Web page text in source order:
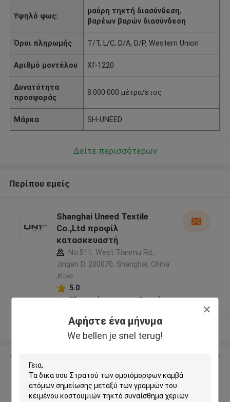
Αφήστε ένα μήνυμα
We bellen je snel terug!
Υψηλό φως:
μαύρη τηκτή διασύνδεση,
βαρέων βαρών διασύνδεση
Όροι πληρωμής T/T, L/C, D/A, D/P, Western Union
Αριθμό μοντέλου Xf-1220
Δυνατότητα
προσφοράς
8.000.000 μέτρα/έτος
Μάρκα SH-UNEED
Δείτε περισσότερων
Περίπου εμείς
Shanghai Uneed Textile
Co.,Ltd προφίλ
κατασκευαστή
No.511, West Tianmu Rd.,
Jingan D. 200070, Shanghai, China
,Κίνα
5.0
Ελεγχμένος προμηθευτής
Δείτε περισσότερων
Αποκτήστε την καλύτερη τιμή για
Στρατού των ομοιόμορφων